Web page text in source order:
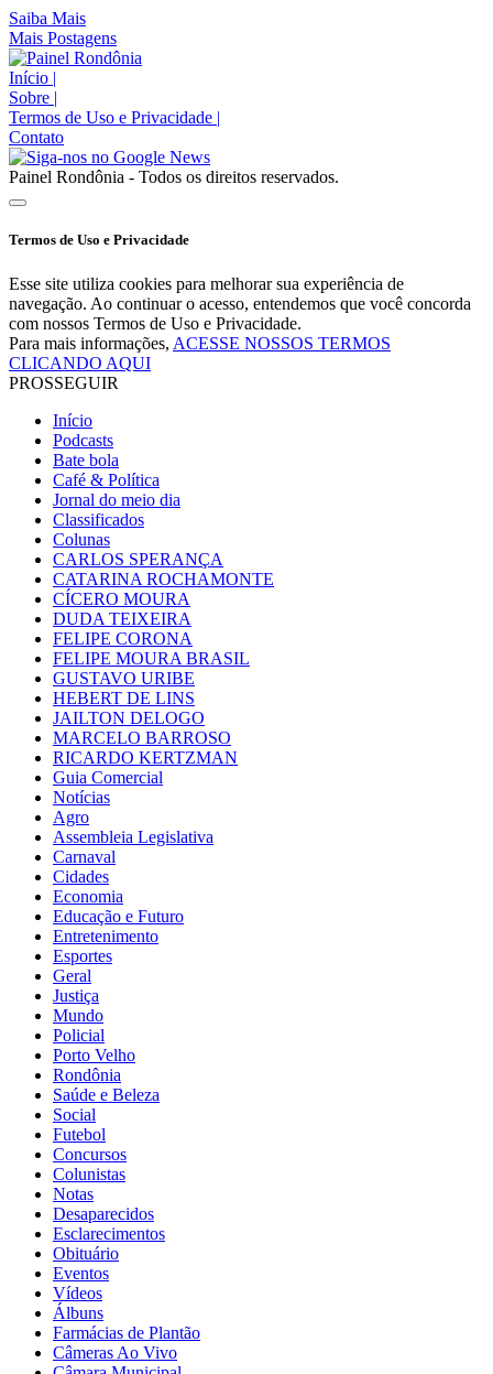
Saiba Mais
Mais Postagens
Início |
Sobre |
Termos de Uso e Privacidade |
Contato
Painel Rondônia - Todos os direitos reservados.
Termos de Uso e Privacidade
Esse site utiliza cookies para melhorar sua experiência de
navegação. Ao continuar o acesso, entendemos que você concorda
com nossos Termos de Uso e Privacidade.
Para mais informações, ACESSE NOSSOS TERMOS
CLICANDO AQUI
PROSSEGUIR
Início
Podcasts
Bate bola
Café & Política
Jornal do meio dia
Classificados
Colunas
CARLOS SPERANÇA
CATARINA ROCHAMONTE
CÍCERO MOURA
DUDA TEIXEIRA
FELIPE CORONA
FELIPE MOURA BRASIL
GUSTAVO URIBE
HEBERT DE LINS
JAILTON DELOGO
MARCELO BARROSO
RICARDO KERTZMAN
Guia Comercial
Notícias
Agro
Assembleia Legislativa
Carnaval
Cidades
Economia
Educação e Futuro
Entretenimento
Esportes
Geral
Justiça
Mundo
Policial
Porto Velho
Rondônia
Saúde e Beleza
Social
Futebol
Concursos
Colunistas
Notas
Desaparecidos
Esclarecimentos
Obituário
Eventos
Vídeos
Álbuns
Farmácias de Plantão
Câmeras Ao Vivo